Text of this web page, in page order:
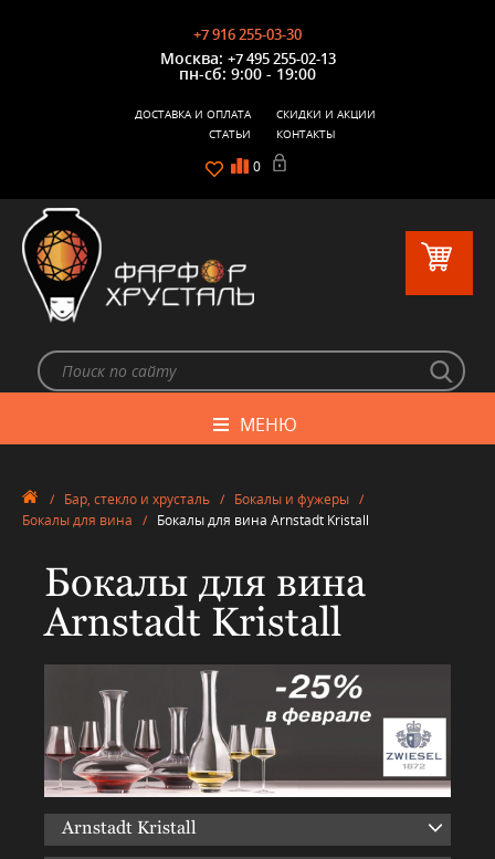
+7 916 255-03-30
Москва: +7 495 255-02-13
пн-сб: 9:00 - 19:00
0
ДОСТАВКА И ОПЛАТА
СКИДКИ И АКЦИИ
СТАТЬИ
КОНТАКТЫ
МЕНЮ
/ Бар, стекло и хрусталь / Бокалы и фужеры /
Бокалы для вина / Бокалы для вина Arnstadt Kristall
Бокалы для вина
Arnstadt Kristall
Arnstadt Kristall